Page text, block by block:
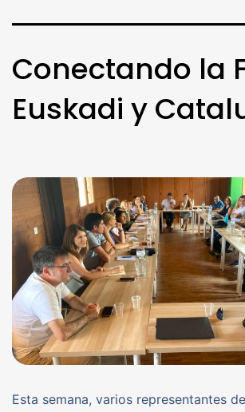
Conectando la
Euskadi y
Esta semana, varios representantes